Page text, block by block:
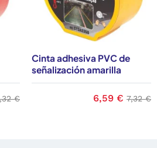
base
€
Cinta adhesiva PVC de
señalización amarilla
Precio
6,59 € Precio
7,32 €